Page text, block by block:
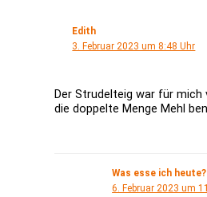
Edith
3. Februar 2023 um 8:48 Uhr
Der Strudelteig war für mich
die doppelte Menge Mehl
Was esse ich heute?
6. Februar 2023 um